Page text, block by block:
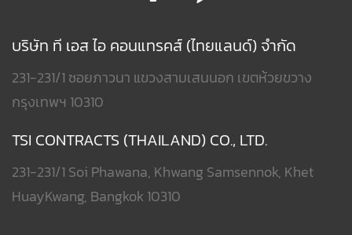
บริษัท ที เอส ไอ คอนแทรคส์ (ไทยแลนด์) จำกัด
231-231/1 ซอยภาวนา แขวงสามเสนนอก เขตห้วยขวาง
กรุงเทพฯ 10310
TSI CONTRACTS (THAILAND) CO., LTD.
231-231/1 Soi Phawana, Khwang Samsennok, Khet
HuayKwang, Bangkok 10310